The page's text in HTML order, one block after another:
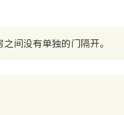
间没有单独的门隔开。